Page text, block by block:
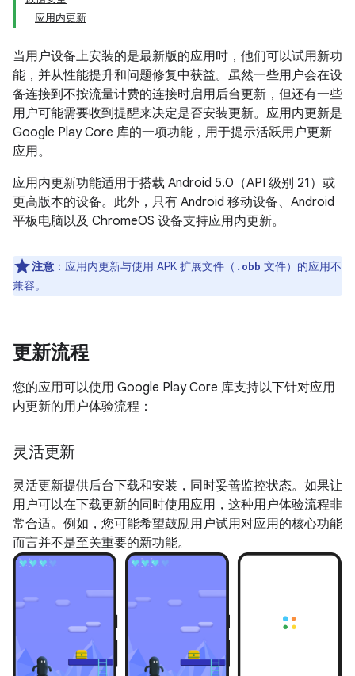
应用内更新
当用户设备上安装的是最新版的应用时，他们可以试用新功
能，并从性能提升和问题修复中获益。虽然一些用户会在设
备连接到不按流量计费的连接时启用后台更新，但还有一些
用户可能需要收到提醒来决定是否安装更新。应用内更新是
Google Play Core 库的一项功能，用于提示活跃用户更新
应用。
应用内更新功能适用于搭载 Android 5.0（API 级别 21）或
更高版本的设备。此外，只有 Android 移动设备、Android
平板电脑以及 ChromeOS 设备支持应用内更新。
注意 ：应用内更新与使用 APK 扩展文件（ .obb 文件）的应用不
兼容。
更新流程
您的应用可以使用 Google Play Core 库支持以下针对应用
内更新的用户体验流程：
灵活更新
灵活更新提供后台下载和安装，同时妥善监控状态。如果让
用户可以在下载更新的同时使用应用，这种用户体验流程非
常合适。例如，您可能希望鼓励用户试用对应用的核心功能
而言并不是至关重要的新功能。